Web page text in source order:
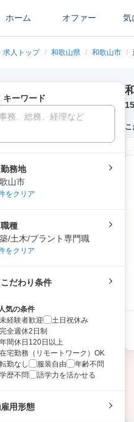
ホーム オファー 気
求人トップ / 和歌山県 / 和歌山市 /
キーワード
勤務地
山市
をクリア
職種
/土木/プラント専門職
をクリア
こだわり条件
気の条件
未経験者歓迎
土日祝休み
完全週休2日制
年間休日120日以上
在宅勤務（リモートワーク）OK
転勤なし
服装自由
年齢不問
学歴不問
語学力を活かせる
雇用形態
こ